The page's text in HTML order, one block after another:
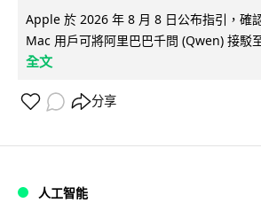
Apple 於 2026 年 8 月 8 日公布指引，確
Mac 用戶可將阿里巴巴千問 (Qwen) 接駁
全文
分享
人工智能